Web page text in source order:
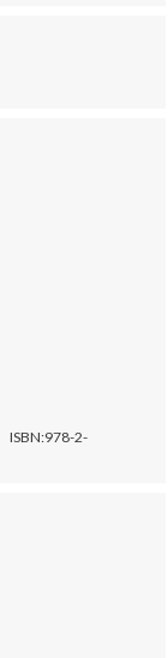
ISBN:978-2-